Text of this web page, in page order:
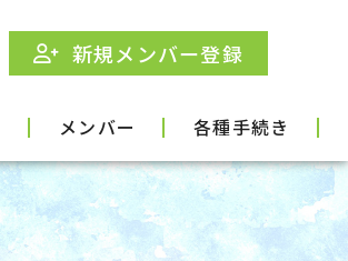
新規メンバー登録
メンバー 各種手続き